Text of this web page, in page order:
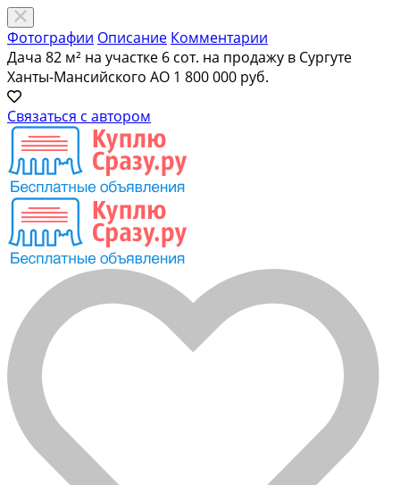
Фотографии Описание Комментарии
Дача 82 м² на участке 6 сот. на продажу в Сургуте
Ханты-Мансийского АО 1 800 000 руб.
Связаться с автором